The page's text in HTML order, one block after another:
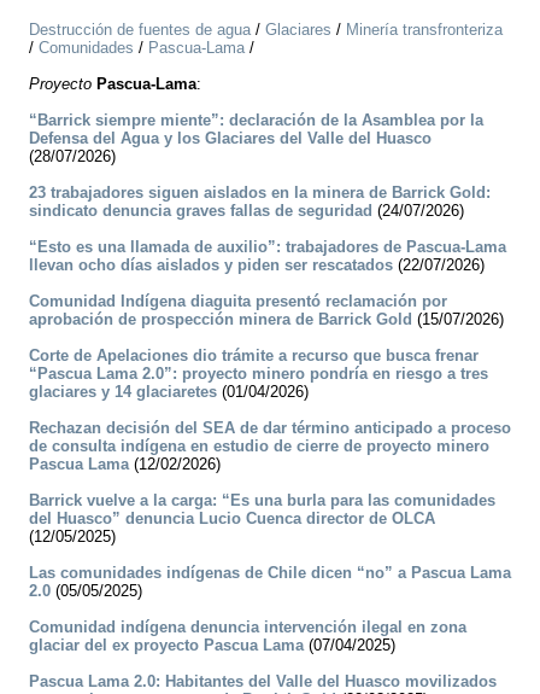
Destrucción de fuentes de agua/ Glaciares / Minería transfronteriza
/ Comunidades / Pascua-Lama/
Proyecto Pascua-Lama:
“Barrick siempre miente”: declaración de la Asamblea por la
Defensa del Agua y los Glaciares del Valle del Huasco
(28/07/2026)
23 trabajadores siguen aislados en la minera de Barrick Gold:
sindicato denuncia graves fallas de seguridad (24/07/2026)
“Esto es una llamada de auxilio”: trabajadores de Pascua-Lama
llevan ocho días aislados y piden ser rescatados (22/07/2026)
Comunidad Indígena diaguita presentó reclamación por
aprobación de prospección minera de Barrick Gold (15/07/2026)
Corte de Apelaciones dio trámite a recurso que busca frenar
“Pascua Lama 2.0”: proyecto minero pondría en riesgo a tres
glaciares y 14 glaciaretes (01/04/2026)
Rechazan decisión del SEA de dar término anticipado a proceso
de consulta indígena en estudio de cierre de proyecto minero
Pascua Lama(12/02/2026)
Barrick vuelve a la carga: “Es una burla para las comunidades
del Huasco” denuncia Lucio Cuenca director de OLCA
(12/05/2025)
Las comunidades indígenas de Chile dicen “no” a Pascua Lama
2.0 (05/05/2025)
Comunidad indígena denuncia intervención ilegal en zona
glaciar del ex proyecto Pascua Lama(07/04/2025)
Pascua Lama 2.0: Habitantes del Valle del Huasco movilizados